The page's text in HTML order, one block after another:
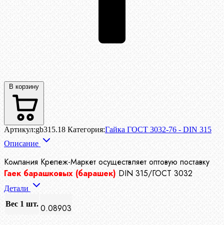
В корзину
Артикул:gb315.18 Категория:Гайка ГОСТ 3032-76 - DIN 315
Описание
Компания Крепеж-Маркет осуществляет оптовую поставку
Гаек барашковых (барашек) DIN 315/ГОСТ 3032
Детали
Вес 1 шт. 0.08903